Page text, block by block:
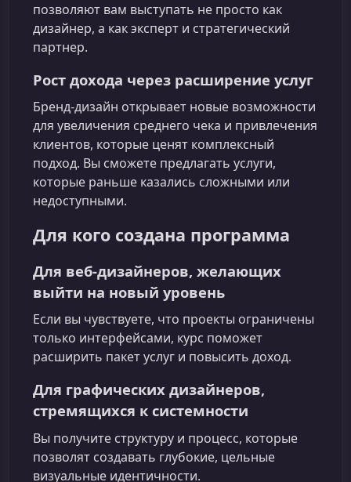
позволяют вам выступать не просто как
дизайнер, а как эксперт и стратегический
партнер.
Рост дохода через расширение услуг
Бренд-дизайн открывает новые возможности
для увеличения среднего чека и привлечения
клиентов, которые ценят комплексный
подход. Вы сможете предлагать услуги,
которые раньше казались сложными или
недоступными.
Для кого создана программа
Для веб-дизайнеров, желающих
выйти на новый уровень
Если вы чувствуете, что проекты ограничены
только интерфейсами, курс поможет
расширить пакет услуг и повысить доход.
Для графических дизайнеров,
стремящихся к системности
Вы получите структуру и процесс, которые
позволят создавать глубокие, цельные
визуальные идентичности.